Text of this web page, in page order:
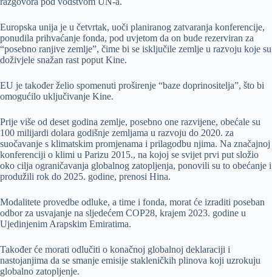
Europska unija je u četvrtak, uoči planiranog zatvaranja konferencije,
ponudila prihvaćanje fonda, pod uvjetom da on bude rezerviran za
“posebno ranjive zemlje”, čime bi se isključile zemlje u razvoju koje su
doživjele snažan rast poput Kine.
EU je također želio spomenuti proširenje “baze doprinositelja”, što bi
omogućilo uključivanje Kine.
Prije više od deset godina zemlje, posebno one razvijene, obećale su
100 milijardi dolara godišnje zemljama u razvoju do 2020. za
suočavanje s klimatskim promjenama i prilagodbu njima. Na značajnoj
konferenciji o klimi u Parizu 2015., na kojoj se svijet prvi put složio
oko cilja ograničavanja globalnog zatopljenja, ponovili su to obećanje i
produžili rok do 2025. godine, prenosi Hina.
Modalitete provedbe odluke, a time i fonda, morat će izraditi poseban
odbor za usvajanje na sljedećem COP28, krajem 2023. godine u
Ujedinjenim Arapskim Emiratima.
Također će morati odlučiti o konačnoj globalnoj deklaraciji i
nastojanjima da se smanje emisije stakleničkih plinova koji uzrokuju
globalno zatopljenje.